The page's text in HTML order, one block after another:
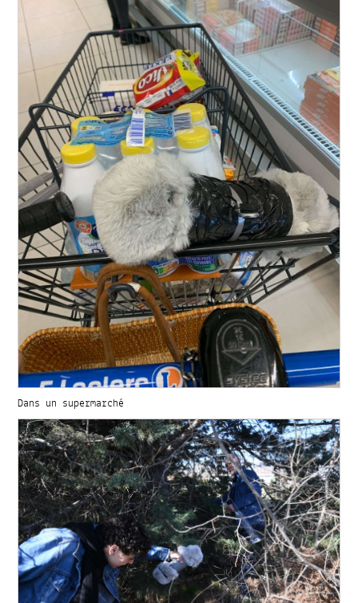
Dans un supermarché